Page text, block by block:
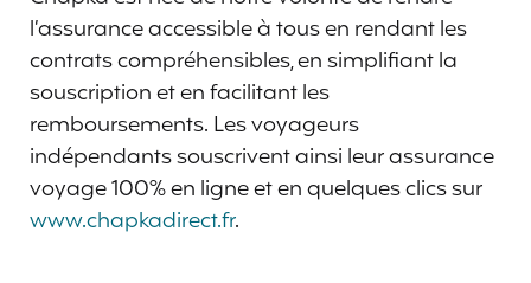
l’assurance accessible à tous en rendant les
contrats compréhensibles, en simplifiant la
souscription et en facilitant les
remboursements. Les voyageurs
indépendants souscrivent ainsi leur assurance
voyage 100% en ligne et en quelques clics sur
www.chapkadirect.fr.